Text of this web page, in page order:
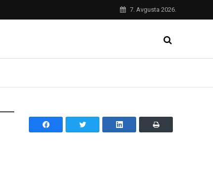
7. Avgusta 2026.